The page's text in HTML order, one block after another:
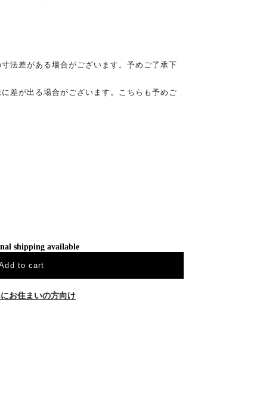
法差がある場合がございます。予めご了承下
差が出る場合がございます。こちらも予めご
shipping available
to cart
お住まいの方向け